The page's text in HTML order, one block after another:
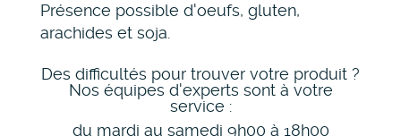
Présence possible d'oeufs, gluten,
arachides et soja.
Des difficultés pour trouver votre produit ?
Nos équipes d'experts sont à votre
service :
du mardi au samedi 9h00 à 18h00